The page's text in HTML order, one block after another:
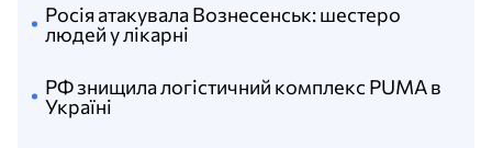
РФ знищила логістичний комплекс PUMA в
Україні
Росія атакувала Вознесенськ: шестеро
людей у лікарні